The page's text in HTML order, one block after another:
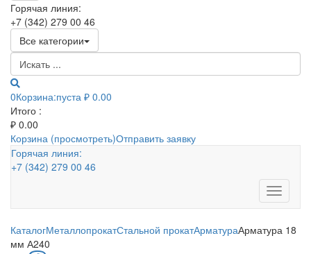
Горячая линия:
+7 (342) 279 00 46
Все категории
0Корзина:пуста ₽ 0.00
Итого :
₽ 0.00
Корзина (просмотреть)Отправить заявку
Горячая линия:
+7 (342) 279 00 46
Toggle
КаталогМеталлопрокатСтальной прокатАрматураАрматура 18
мм А240